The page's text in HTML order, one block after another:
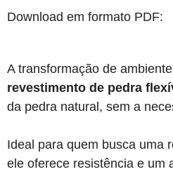
Download em formato PDF:
A transformação de
revestimento de pedra
da pedra natural, sem a
Ideal para quem busca uma
ele oferece resistência e um